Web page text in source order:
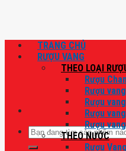
Tìm
kiếm:
TRANG CHỦ
RƯỢU VANG
THEO LOẠI
Rượu
Rượu
Rượu
Rượu
Rượu
THEO NƯỚC
Rượu